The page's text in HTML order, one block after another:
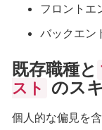
フロントエ
バックエン
既存職種と
スト
のス
個人的な偏見を